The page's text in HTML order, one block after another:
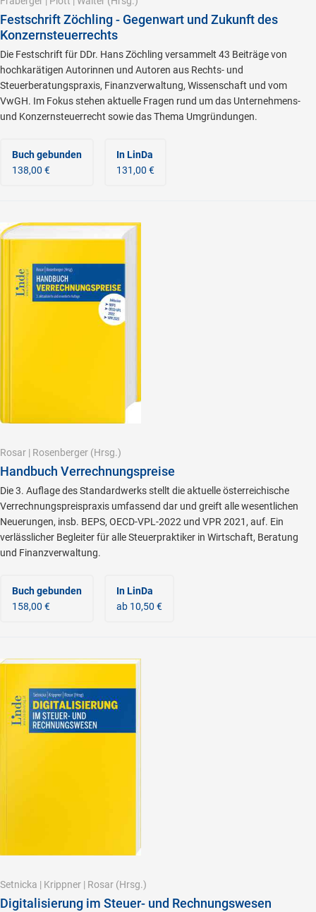
Festschrift Zöchling - Gegenwart und Zukunft des
Konzernsteuerrechts
Die Festschrift für DDr. Hans Zöchling versammelt 43 Beiträge von
hochkarätigen Autorinnen und Autoren aus Rechts- und
Steuerberatungspraxis, Finanzverwaltung, Wissenschaft und vom
VwGH. Im Fokus stehen aktuelle Fragen rund um das Unternehmens-
und Konzernsteuerrecht sowie das Thema Umgründungen.
Buch gebunden
138,00 €
In LinDa
131,00 €
Rosar | Rosenberger (Hrsg.)
Handbuch Verrechnungspreise
Die 3. Auflage des Standardwerks stellt die aktuelle österreichische
Verrechnungspreispraxis umfassend dar und greift alle wesentlichen
Neuerungen, insb. BEPS, OECD-VPL-2022 und VPR 2021, auf. Ein
verlässlicher Begleiter für alle Steuerpraktiker in Wirtschaft, Beratung
und Finanzverwaltung.
Buch gebunden
158,00 €
In LinDa
ab 10,50 €
Setnicka | Krippner | Rosar (Hrsg.)
Digitalisierung im Steuer- und Rechnungswesen